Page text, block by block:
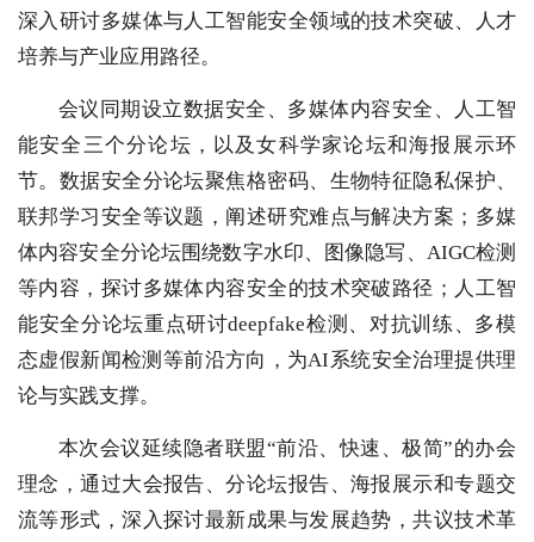
深入研讨多媒体与人工智能安全领域的技术突破、人才
培养与产业应用路径。
会议同期设立数据安全、多媒体内容安全、人工智
能安全三个分论坛，以及女科学家论坛和海报展示环
节。数据安全分论坛聚焦格密码、生物特征隐私保护、
联邦学习安全等议题，阐述研究难点与解决方案；多媒
体内容安全分论坛围绕数字水印、图像隐写、AIGC检测
等内容，探讨多媒体内容安全的技术突破路径；人工智
能安全分论坛重点研讨deepfake检测、对抗训练、多模
态虚假新闻检测等前沿方向，为AI系统安全治理提供理
论与实践支撑。
本次会议延续隐者联盟“前沿、快速、极简”的办会
理念，通过大会报告、分论坛报告、海报展示和专题交
流等形式，深入探讨最新成果与发展趋势，共议技术革